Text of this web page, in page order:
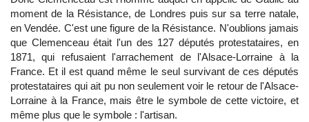
moment de la Résistance, de Londres puis sur sa terre natale,
en Vendée. C'est une figure de la Résistance. N'oublions jamais
que Clemenceau était l'un des 127 députés protestataires, en
1871, qui refusaient l'arrachement de l'Alsace-Lorraine à la
France. Et il est quand même le seul survivant de ces députés
protestataires qui ait pu non seulement voir le retour de l'Alsace-
Lorraine à la France, mais être le symbole de cette victoire, et
même plus que le symbole : l'artisan.